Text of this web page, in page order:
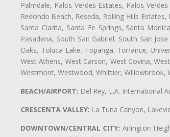
Palmdale, Palos Verdes Estates, Palos
Redondo Beach, Reseda, Rolling Hills
Santa Clarita, Santa Fe Springs, Santa
Pasadena, South San Gabriel, South San
Oaks, Toluca Lake, Topanga, Torrance,
West Athens, West Carson, West Covina,
Westmont, Westwood, Whittier, Willowbrook,
BEACH/AIRPORT: Del Rey, L.A. International
CRESCENTA VALLEY: La Tuna Canyon,
DOWNTOWN/CENTRAL CITY: Arlington